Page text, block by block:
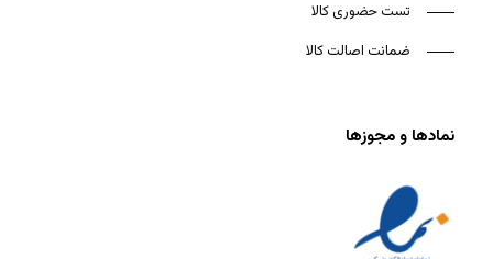
تست حضوری کالا
ضمانت اصالت کالا
نمادها و مجوزها